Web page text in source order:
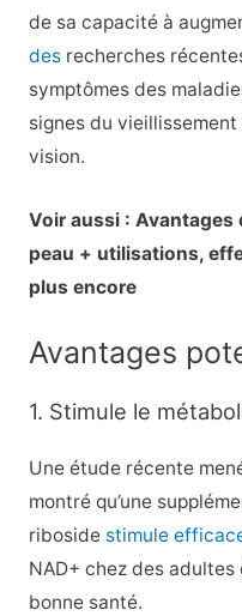
de sa capacité à
desrecherches
symptômes des
signes du
vision.
Voir aussi : Avantages
peau + utilisations,
plus encore
Avantages
1. Stimule le
Une étude récente
montré qu’une
riboside stimule
NAD+ chez des adultes
bonne santé.